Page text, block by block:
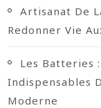
Artisanat De
Redonner Vie
Les Batteries
Indispensables
Moderne